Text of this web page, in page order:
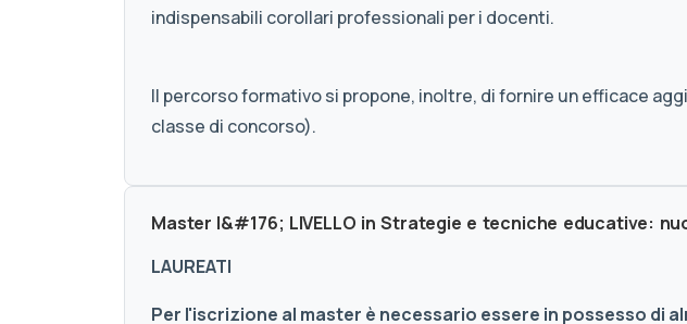
indispensabili corollari professionali per i docenti.
Il percorso formativo si propone, inoltre, di fornire un efficace
classe di concorso).
Master I&#176; LIVELLO in Strategie e tecniche educative:
LAUREATI
Per l'iscrizione al master è necessario essere in possesso di